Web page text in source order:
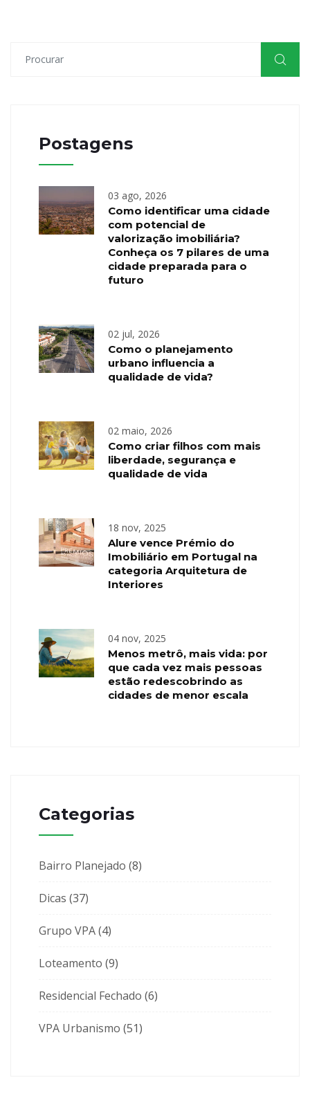
Postagens
03 ago, 2026
Como identificar uma cidade
com potencial de
valorização imobiliária?
Conheça os 7 pilares de uma
cidade preparada para o
futuro
02 jul, 2026
Como o planejamento
urbano influencia a
qualidade de vida?
02 maio, 2026
Como criar filhos com mais
liberdade, segurança e
qualidade de vida
18 nov, 2025
Alure vence Prémio do
Imobiliário em Portugal na
categoria Arquitetura de
Interiores
04 nov, 2025
Menos metrô, mais vida: por
que cada vez mais pessoas
estão redescobrindo as
cidades de menor escala
Categorias
Bairro Planejado (8)
Dicas (37)
Grupo VPA(4)
Loteamento (9)
Residencial Fechado (6)
VPA Urbanismo (51)